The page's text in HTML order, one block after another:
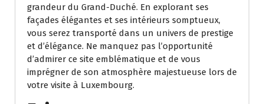
grandeur du Grand-Duché. En explorant ses
façades élégantes et ses intérieurs somptueux,
vous serez transporté dans un univers de prestige
et d’élégance. Ne manquez pas l’opportunité
d’admirer ce site emblématique et de vous
imprégner de son atmosphère majestueuse lors de
votre visite à Luxembourg.